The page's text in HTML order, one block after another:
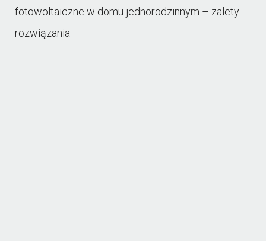
fotowoltaiczne w domu jednorodzinnym – zalety
rozwiązania